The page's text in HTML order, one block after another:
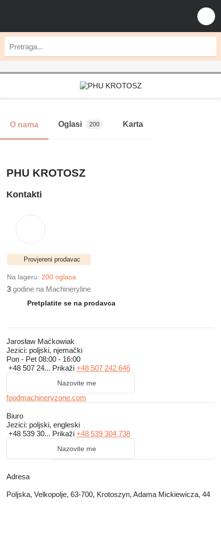
O nama Oglasi 200 Karta
PHU KROTOSZ
Kontakti
Provjereni prodavac
Na lageru: 200 oglasa
3 godine na Machineryline
Pretplatite se na prodavca
Jarosław Maćkowiak
Jezici: poljski, njemački
Pon - Pet 08:00 - 16:00
+48 507 24... Prikaži +48 507 242 646
Nazovite me
foodmachineryzone.com
Biuro
Jezici: poljski, engleski
+48 539 30... Prikaži +48 539 304 738
Nazovite me
Adresa
Poljska, Velkopolje, 63-700, Krotoszyn, Adama Mickiewicza, 44